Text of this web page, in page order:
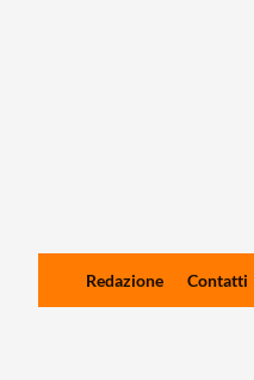
Redazione Contatti